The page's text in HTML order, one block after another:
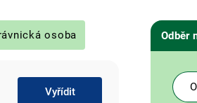
osoba
Vyřídit
Odběr